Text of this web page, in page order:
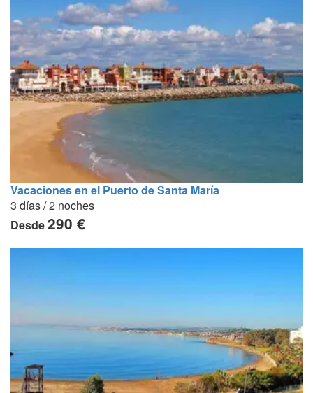
Vacaciones en el Puerto de Santa María
3 días / 2 noches
Desde290 €